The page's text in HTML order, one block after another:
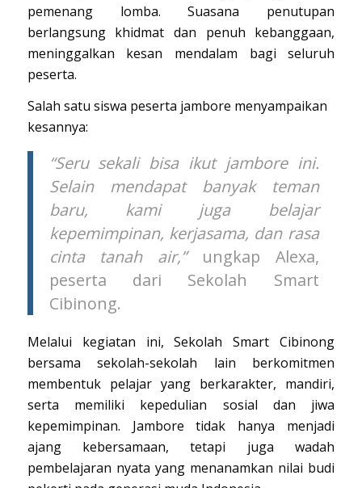
pemenang lomba. Suasana penutupan
berlangsung khidmat dan penuh kebanggaan,
meninggalkan kesan mendalam bagi seluruh
peserta.
Salah satu siswa peserta jambore menyampaikan
kesannya:
“Seru sekali bisa ikut jambore ini.
Selain mendapat banyak teman
baru, kami juga belajar
kepemimpinan, kerjasama, dan rasa
cinta tanah air,”ungkap Alexa,
peserta dari Sekolah Smart
Cibinong.
Melalui kegiatan ini, Sekolah Smart Cibinong
bersama sekolah-sekolah lain berkomitmen
membentuk pelajar yang berkarakter, mandiri,
serta memiliki kepedulian sosial dan jiwa
kepemimpinan. Jambore tidak hanya menjadi
ajang kebersamaan, tetapi juga wadah
pembelajaran nyata yang menanamkan nilai budi